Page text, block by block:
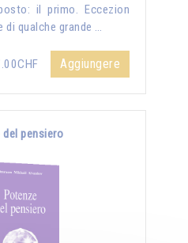
il primo. Eccezion
di qualche grande …
Aggiungere
del pensiero